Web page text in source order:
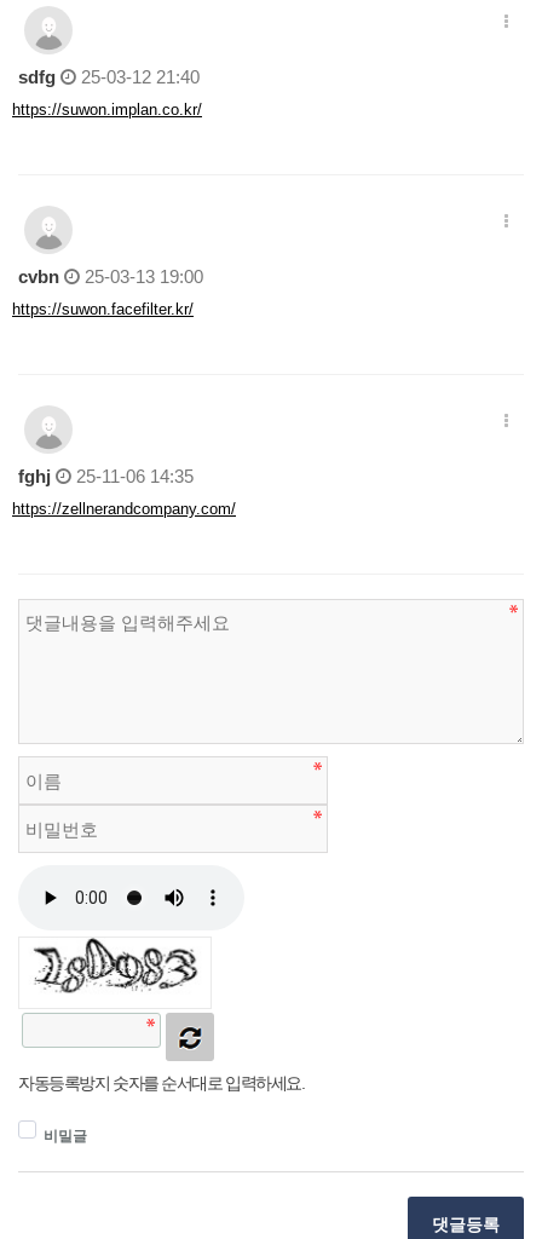
sdfg 25-03-12 21:40
https://suwon.implan.co.kr/
cvbn 25-03-13 19:00
https://suwon.facefilter.kr/
fghj 25-11-06 14:35
https://zellnerandcompany.com/
자동등록방지 숫자를 순서대로 입력하세요.
비밀글
댓글등록